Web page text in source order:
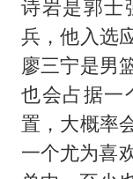
诗岩是郭士
兵，他入选
廖三宁是男
也会占据一
置，大概率
一个尤为喜